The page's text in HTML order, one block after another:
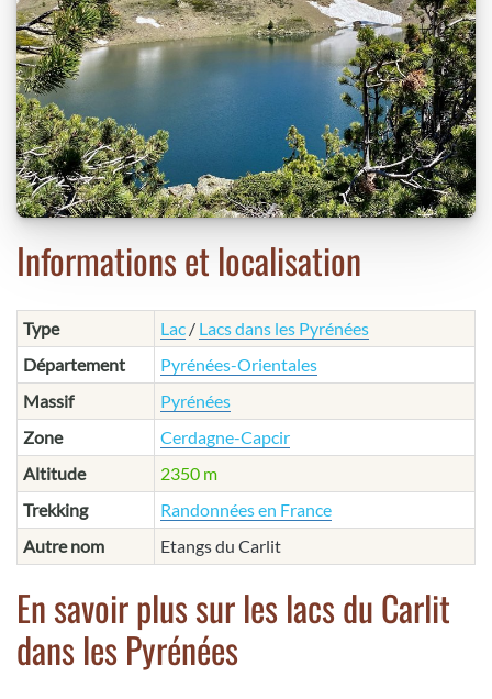
Informations et localisation
Type Lac / Lacs dans les Pyrénées
Département
Pyrénées-Orientales
Massif
Pyrénées
Zone
Cerdagne-Capcir
Altitude
2350 m
Trekking
Randonnées en France
Autre nom
Etangs du Carlit
En savoir plus sur les lacs du Carlit
dans les Pyrénées